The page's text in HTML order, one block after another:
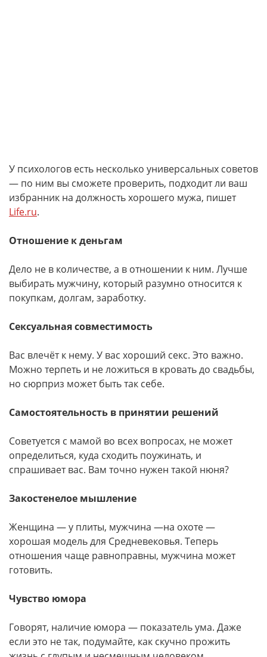
У психологов есть несколько универсальных советов
— по ним вы сможете проверить, подходит ли ваш
избранник на должность хорошего мужа, пишет
Life.ru.
Отношение к деньгам
Дело не в количестве, а в отношении к ним. Лучше
выбирать мужчину, который разумно относится к
покупкам, долгам, заработку.
Сексуальная совместимость
Вас влечёт к нему. У вас хороший секс. Это важно.
Можно терпеть и не ложиться в кровать до свадьбы,
но сюрприз может быть так себе.
Самостоятельность в принятии решений
Советуется с мамой во всех вопросах, не может
определиться, куда сходить поужинать, и
спрашивает вас. Вам точно нужен такой нюня?
Закостенелое мышление
Женщина — у плиты, мужчина —на охоте —
хорошая модель для Средневековья. Теперь
отношения чаще равноправны, мужчина может
готовить.
Чувство юмора
Говорят, наличие юмора — показатель ума. Даже
если это не так, подумайте, как скучно прожить